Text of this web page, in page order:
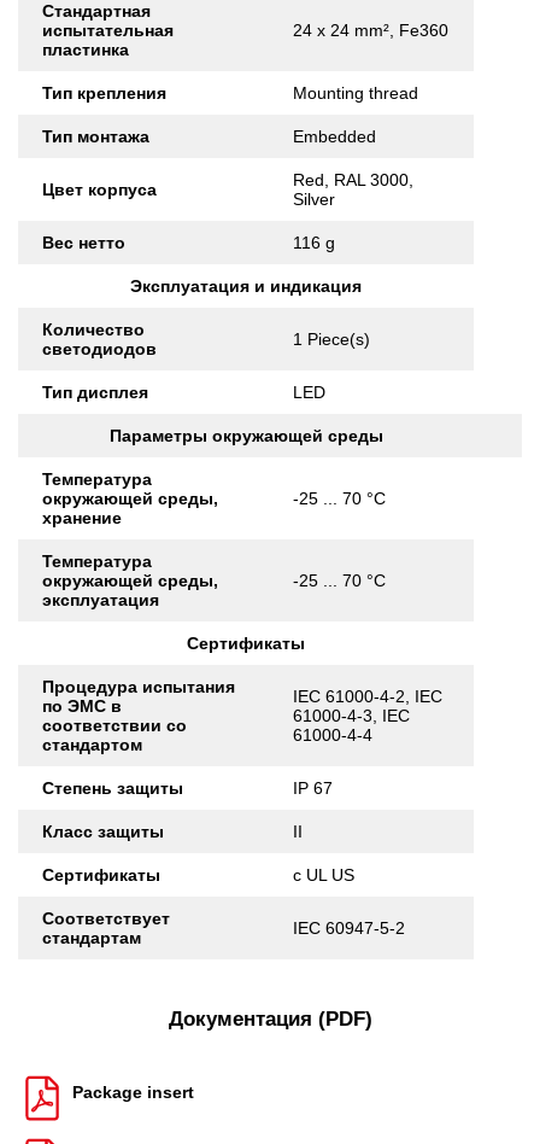
Стандартная
испытательная
пластинка
24 x 24 mm², Fe360
Тип крепления Mounting thread
Тип монтажа Embedded
Цвет корпуса
Red, RAL 3000,
Silver
Вес нетто 116 g
Эксплуатация и индикация
Количество
светодиодов
1 Piece(s)
Тип дисплея LED
Параметры окружающей среды
Температура
окружающей среды,
хранение
-25 ... 70 °C
Температура
окружающей среды,
эксплуатация
-25 ... 70 °C
Сертификаты
Процедура испытания
по ЭМС в
соответствии со
стандартом
IEC 61000-4-2, IEC
61000-4-3, IEC
61000-4-4
Степень защиты IP 67
Класс защиты II
Сертификаты c UL US
Соответствует
стандартам
IEC 60947-5-2
Документация (PDF)
Package insert